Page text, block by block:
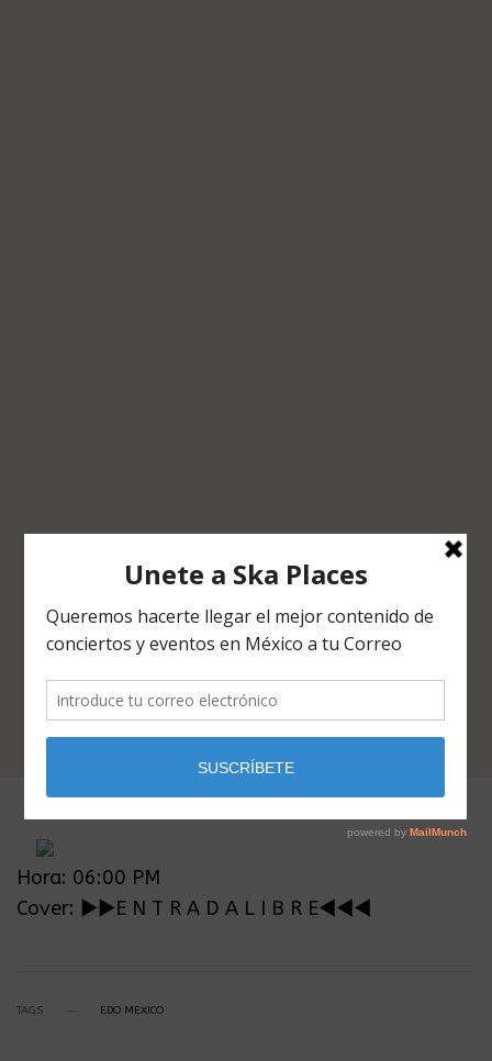
Hora: 06:00 PM
Cover: ►►E N T R A D A L I B R E◄◄◄
TAGS EDO MEXICO